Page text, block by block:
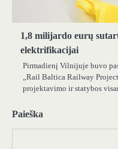
1,8 milijardo eurų
elektrifikacijai
Pirmadienį Vilnijuje buvo
„Rail Baltica Railway
projektavimo ir statybos
Paieška